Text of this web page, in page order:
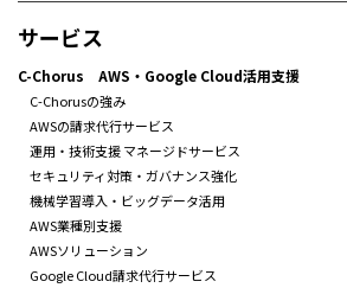
サービス
C-Chorus AWS・Google Cloud活用支援
C-Chorusの強み
AWSの請求代行サービス
運用・技術支援 マネージドサービス
セキュリティ対策・ガバナンス強化
機械学習導入・ビッグデータ活用
AWS業種別支援
AWSソリューション
Google Cloud請求代行サービス